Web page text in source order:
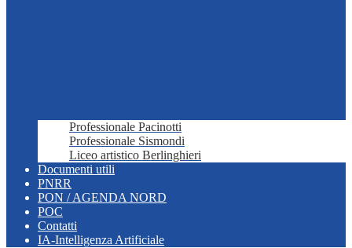
Professionale Pacinotti
Professionale Sismondi
Liceo artistico Berlinghieri
Documenti utili
PNRR
PON / AGENDA NORD
POC
Contatti
IA-Intelligenza Artificiale